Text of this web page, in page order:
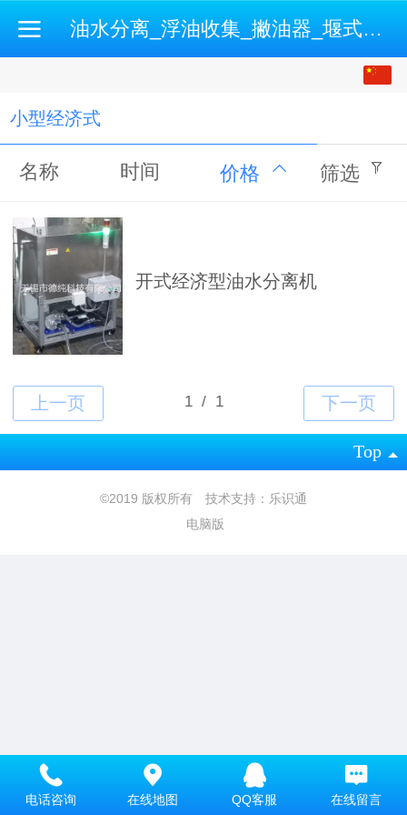
油水分离_浮油收集_撇油器_堰式撇油机_开式油水分离机-500强企业认证供应商
小型经济式
名称 时间 价格 筛选
开式经济型油水分离机
Top
©2019 版权所有 技术支持：乐识通
电脑版
电话咨询 在线地图 QQ客服 在线留言